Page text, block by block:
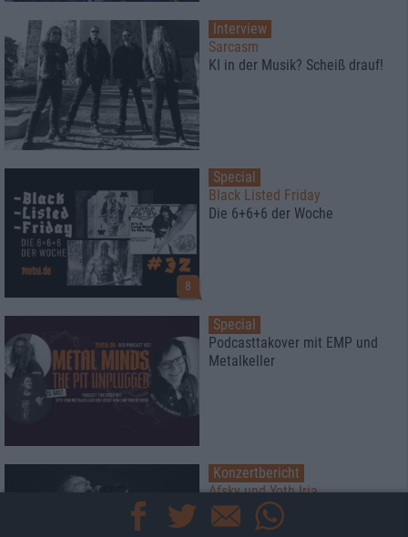
Interview
Sarcasm
KI in der Musik? Scheiß drauf!
8
Special
Black Listed Friday
Die 6+6+6 der Woche
Special
Podcasttakover mit EMP und
Metalkeller
Konzertbericht
Afsky und Yoth Iria
Die nordisch-ost-europäische
Entourage in München